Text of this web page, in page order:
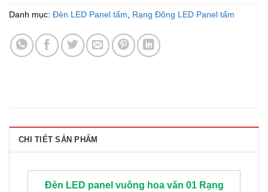
Danh mục: Đèn LED Panel tấm, Rạng Đông LED Panel tấm
CHI TIẾT SẢN PHẨM
Đèn LED panel vuông hoa văn 01 Rạng